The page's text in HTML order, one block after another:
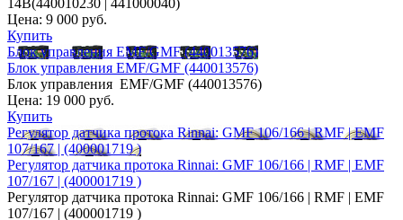
Цена: 9 000 руб.
Купить
Блок управления EMF/GMF (440013576)
Блок управления EMF/GMF (440013576)
Блок управления EMF/GMF (440013576)
Цена: 19 000 руб.
Купить
Регулятор датчика протока Rinnai: GMF 106/166 | RMF | EMF
107/167 | (400001719 )
Регулятор датчика протока Rinnai: GMF 106/166 | RMF | EMF
107/167 | (400001719 )
Регулятор датчика протока Rinnai: GMF 106/166 | RMF | EMF
107/167 | (400001719 )